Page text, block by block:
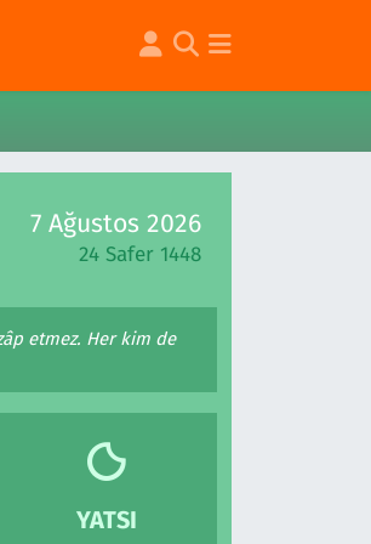
7 Ağustos 2026
24 Safer 1448
etmez. Her kim de
YATSI